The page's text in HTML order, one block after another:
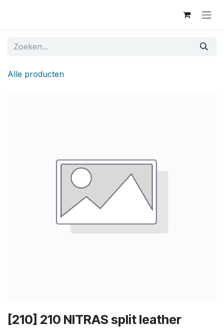
Alle producten
[210] 210 NITRAS split leather